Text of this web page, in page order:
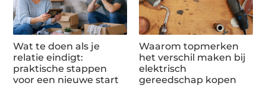
Wat te doen als je
relatie eindigt:
praktische stappen
voor een nieuwe start
Waarom topmerken
het verschil maken bij
elektrisch
gereedschap kopen